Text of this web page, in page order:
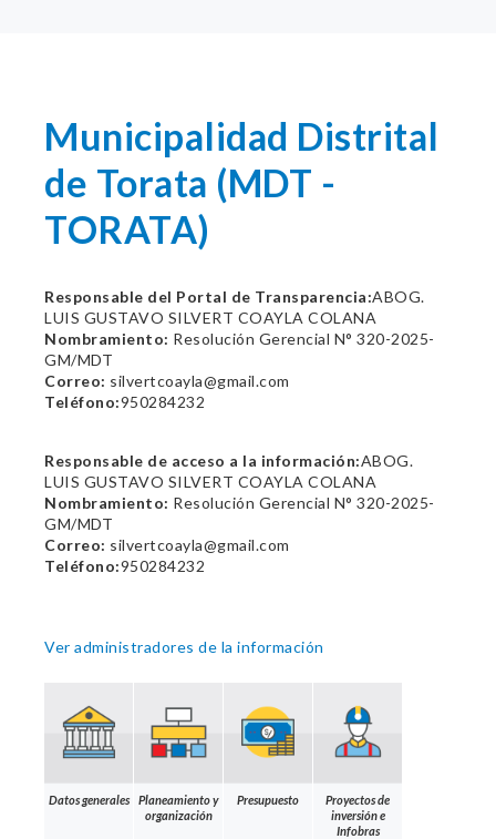
Municipalidad Distrital
de Torata (MDT -
TORATA)
Responsable del Portal de Transparencia:ABOG.
LUIS GUSTAVO SILVERT COAYLA COLANA
Nombramiento: Resolución Gerencial N° 320-2025-
GM/MDT
Correo: silvertcoayla@gmail.com
Teléfono:950284232
Responsable de acceso a la información:ABOG.
LUIS GUSTAVO SILVERT COAYLA COLANA
Nombramiento: Resolución Gerencial N° 320-2025-
GM/MDT
Correo: silvertcoayla@gmail.com
Teléfono:950284232
Ver administradores de la información
Datos generales
Planeamiento y
organización
Presupuesto
Proyectos de
inversión e
Infobras